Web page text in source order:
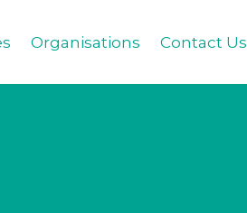
Organisations Contact Us